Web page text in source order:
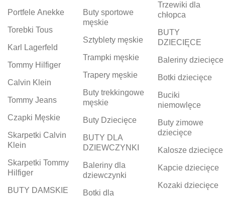
Portfele Anekke
Torebki Tous
Karl Lagerfeld
Tommy Hilfiger
Calvin Klein
Tommy Jeans
Czapki Męskie
Skarpetki Calvin
Klein
Skarpetki Tommy
Hilfiger
BUTY DAMSKIE
Buty sportowe
męskie
Sztyblety męskie
Trampki męskie
Trapery męskie
Buty trekkingowe
męskie
Buty Dziecięce
BUTY DLA
DZIEWCZYNKI
Baleriny dla
dziewczynki
Botki dla
Trzewiki dla
chłopca
BUTY
DZIECIĘCE
Baleriny dziecięce
Botki dziecięce
Buciki
niemowlęce
Buty zimowe
dziecięce
Kalosze dziecięce
Kapcie dziecięce
Kozaki dziecięce